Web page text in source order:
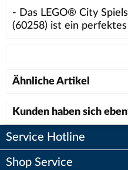
- Das LEGO® City
(60258) ist ein perfektes
Ähnliche Artikel
Kunden haben sich
Service Hotline
Shop Service